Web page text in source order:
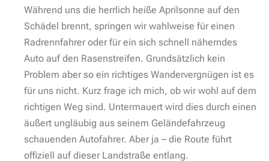
Wichtige Hinweisschilder
Wanderung Wünsdorf